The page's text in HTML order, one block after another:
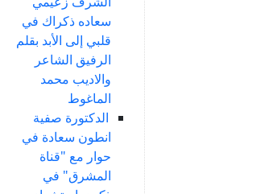
سعاده ذكراك في
قلبي إلى الأبد بقلم
الرفيق الشاعر
والاديب محمد
الماغوط
الدكتورة صفية
انطون سعادة في
حوار مع "قناة
المشرق" في